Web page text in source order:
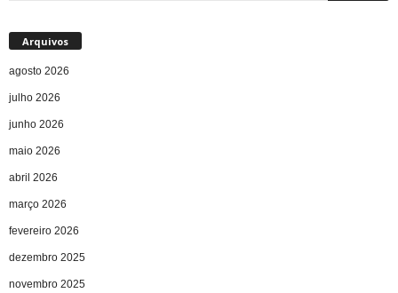
Arquivos
agosto 2026
julho 2026
junho 2026
maio 2026
abril 2026
março 2026
fevereiro 2026
dezembro 2025
novembro 2025